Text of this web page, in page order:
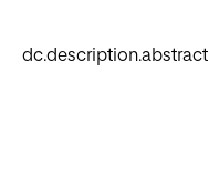
dc.description.abstract